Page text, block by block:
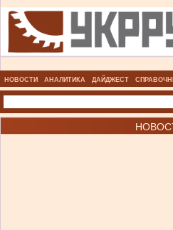
НОВОСТИ АНАЛИТИКА ДАЙДЖЕСТ